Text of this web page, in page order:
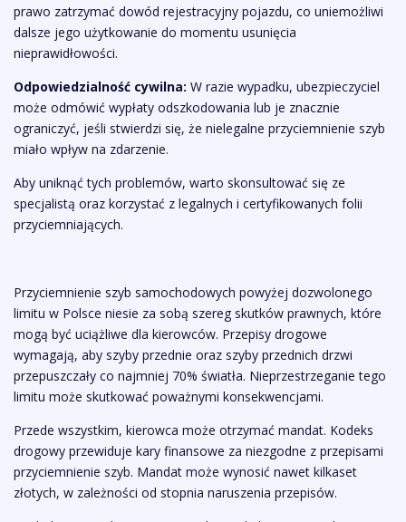
prawo zatrzymać dowód rejestracyjny pojazdu, co uniemożliwi
dalsze jego użytkowanie do momentu usunięcia
nieprawidłowości.
Odpowiedzialność cywilna: W razie wypadku, ubezpieczyciel
może odmówić wypłaty odszkodowania lub je znacznie
ograniczyć, jeśli stwierdzi się, że nielegalne przyciemnienie szyb
miało wpływ na zdarzenie.
Aby uniknąć tych problemów, warto skonsultować się ze
specjalistą oraz korzystać z legalnych i certyfikowanych folii
przyciemniających.
Przyciemnienie szyb samochodowych powyżej dozwolonego
limitu w Polsce niesie za sobą szereg skutków prawnych, które
mogą być uciążliwe dla kierowców. Przepisy drogowe
wymagają, aby szyby przednie oraz szyby przednich drzwi
przepuszczały co najmniej 70% światła. Nieprzestrzeganie tego
limitu może skutkować poważnymi konsekwencjami.
Przede wszystkim, kierowca może otrzymać mandat. Kodeks
drogowy przewiduje kary finansowe za niezgodne z przepisami
przyciemnienie szyb. Mandat może wynosić nawet kilkaset
złotych, w zależności od stopnia naruszenia przepisów.